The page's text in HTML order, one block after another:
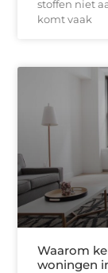
stoffen niet
komt vaak
Waarom
woningen